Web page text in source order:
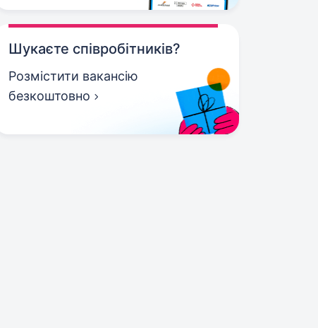
Шукаєте співробітників?
Розмістити вакансію
безкоштовно